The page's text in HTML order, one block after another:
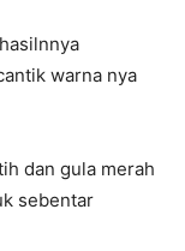
warna nya
dan gula merah
sebentar